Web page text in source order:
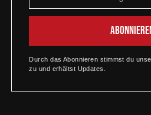
Durch das Abonnieren stimmst du
zu und erhältst Updates.